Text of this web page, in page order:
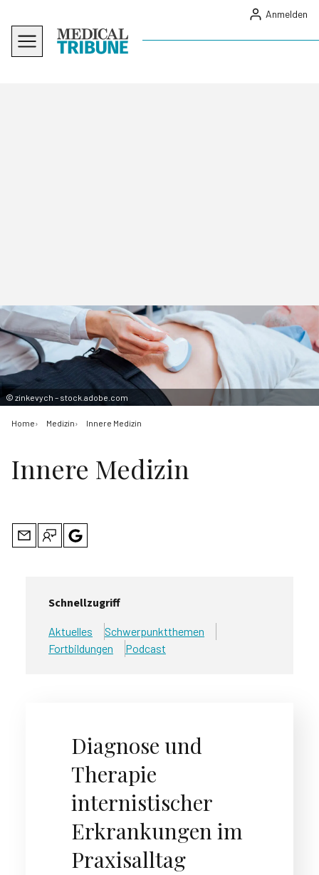
Anmelden
© zinkevych – stock.adobe.com
Home Medizin Innere Medizin
Innere Medizin
Schnellzugriff
Aktuelles
Schwerpunktthemen
Fortbildungen
Podcast
Diagnose und
Therapie
internistischer
Erkrankungen im
Praxisalltag